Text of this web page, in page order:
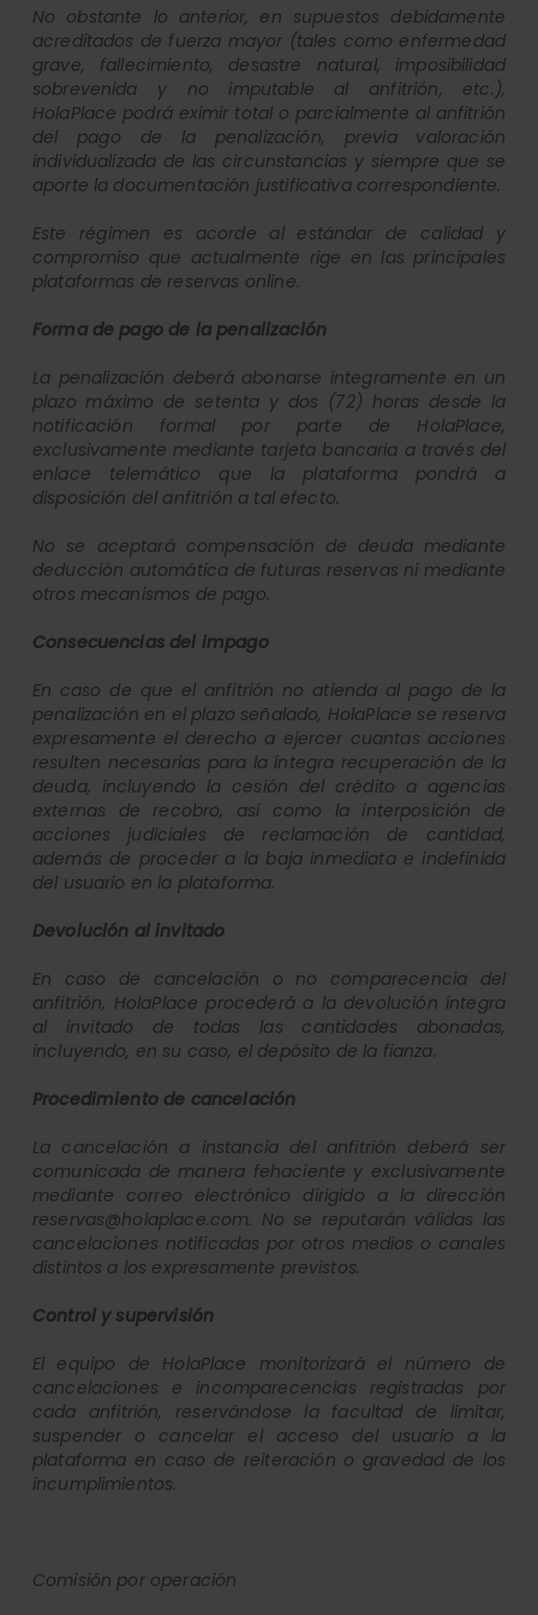
No obstante lo anterior, en supuestos debidamente
acreditados de fuerza mayor (tales como enfermedad
grave, fallecimiento, desastre natural, imposibilidad
sobrevenida y no imputable al anfitrión, etc.),
HolaPlace podrá eximir total o parcialmente al anfitrión
del pago de la penalización, previa valoración
individualizada de las circunstancias y siempre que se
aporte la documentación justificativa correspondiente.
Este régimen es acorde al estándar de calidad y
compromiso que actualmente rige en las principales
plataformas de reservas online.
Forma de pago de la penalización
La penalización deberá abonarse íntegramente en un
plazo máximo de setenta y dos (72) horas desde la
notificación formal por parte de HolaPlace,
exclusivamente mediante tarjeta bancaria a través del
enlace telemático que la plataforma pondrá a
disposición del anfitrión a tal efecto.
No se aceptará compensación de deuda mediante
deducción automática de futuras reservas ni mediante
otros mecanismos de pago.
Consecuencias del impago
En caso de que el anfitrión no atienda al pago de la
penalización en el plazo señalado, HolaPlace se reserva
expresamente el derecho a ejercer cuantas acciones
resulten necesarias para la íntegra recuperación de la
deuda, incluyendo la cesión del crédito a agencias
externas de recobro, así como la interposición de
acciones judiciales de reclamación de cantidad,
además de proceder a la baja inmediata e indefinida
del usuario en la plataforma.
Devolución al invitado
En caso de cancelación o no comparecencia del
anfitrión, HolaPlace procederá a la devolución íntegra
al invitado de todas las cantidades abonadas,
incluyendo, en su caso, el depósito de la fianza.
Procedimiento de cancelación
La cancelación a instancia del anfitrión deberá ser
comunicada de manera fehaciente y exclusivamente
mediante correo electrónico dirigido a la dirección
reservas@holaplace.com. No se reputarán válidas las
cancelaciones notificadas por otros medios o canales
distintos a los expresamente previstos.
Control y supervisión
El equipo de HolaPlace monitorizará el número de
cancelaciones e incomparecencias registradas por
cada anfitrión, reservándose la facultad de limitar,
suspender o cancelar el acceso del usuario a la
plataforma en caso de reiteración o gravedad de los
incumplimientos.
Comisión por operación